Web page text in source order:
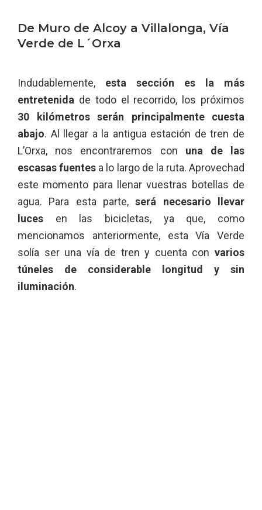
De Muro de Alcoy a Villalonga, Vía
Verde de L´Orxa
Indudablemente, esta sección es la más
entretenida de todo el recorrido, los próximos
30 kilómetros serán principalmente cuesta
abajo. Al llegar a la antigua estación de tren de
L’Orxa, nos encontraremos con una de las
escasas fuentes a lo largo de la ruta. Aprovechad
este momento para llenar vuestras botellas de
agua. Para esta parte, será necesario llevar
luces en las bicicletas, ya que, como
mencionamos anteriormente, esta Vía Verde
solía ser una vía de tren y cuenta con varios
túneles de considerable longitud y sin
iluminación.